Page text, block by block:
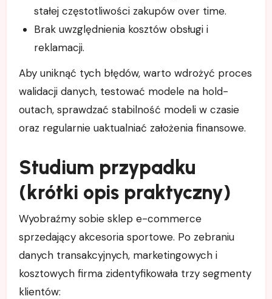
stałej częstotliwości zakupów over time.
Brak uwzględnienia kosztów obsługi i
reklamacji.
Aby uniknąć tych błędów, warto wdrożyć proces
walidacji danych, testować modele na hold-
outach, sprawdzać stabilność modeli w czasie
oraz regularnie uaktualniać założenia finansowe.
Studium przypadku
(krótki opis praktyczny)
Wyobraźmy sobie sklep e-commerce
sprzedający akcesoria sportowe. Po zebraniu
danych transakcyjnych, marketingowych i
kosztowych firma zidentyfikowała trzy segmenty
klientów: